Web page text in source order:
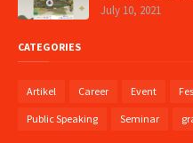
July 10, 2021
CATEGORIES
Artikel Career Event
Public Speaking Seminar